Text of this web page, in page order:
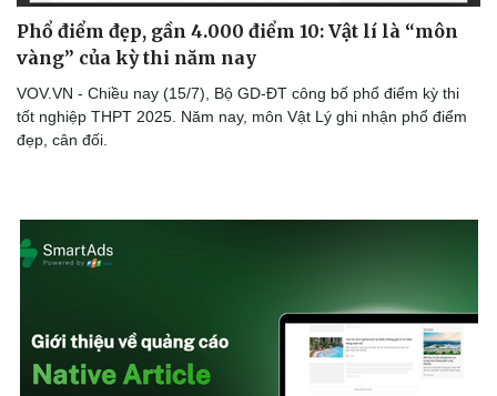
Cây thuốc
Sản phụ khoa
Nam khoa
Làm đẹp - giảm cân
Phòng mạch online
Blog
Phổ điểm đẹp, gần 4.000 điểm 10: Vật lí là “môn
vàng” của kỳ thi năm nay
VOV.VN - Chiều nay (15/7), Bộ GD-ĐT công bố phổ điểm kỳ thi
tốt nghiệp THPT 2025. Năm nay, môn Vật Lý ghi nhận phổ điểm
đẹp, cân đối.